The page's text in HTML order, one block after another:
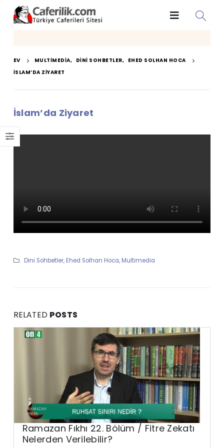
EV MULTIMEDIA, DINI SOHBETLER, EHED SOLHAN HOCA
İSLAM’DA ZIYARET
İslam’da Ziyaret
Dini Sohbetler, Ehed Solhan Hoca, Multimedia
RELATED POSTS
Ramazan Fıkhı 22. Bölüm / Fitre Zekatı
Nelerden Verilebilir?